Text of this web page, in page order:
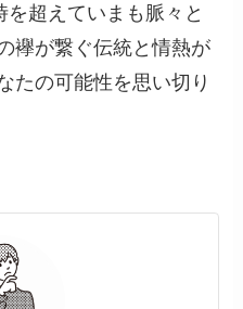
超えていまも脈々と
襷が繋ぐ伝統と情熱が
たの可能性を思い切り